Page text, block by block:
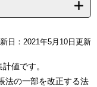
日：2021年5月10日更新
値です。
法の一部を改正する法